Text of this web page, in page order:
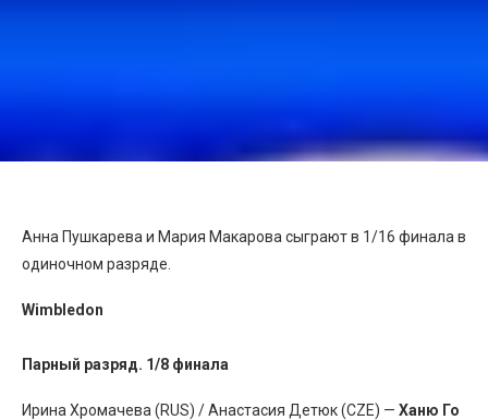
Анна Пушкарева и Мария Макарова сыграют в 1/16 финала в
одиночном разряде.
Wimbledon
Парный разряд. 1/8 финала
Ирина Хромачева (RUS) / Анастасия Детюк (CZE) — Ханю Го